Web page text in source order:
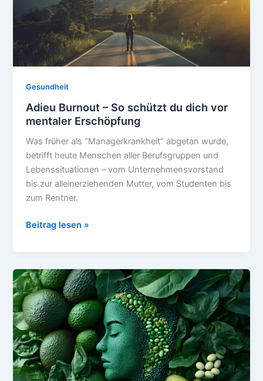
einen
strahlenden
Teint
Gesundheit
Adieu Burnout – So schützt du dich vor
mentaler Erschöpfung
Was früher als “Managerkrankheit” abgetan wurde,
betrifft heute Menschen aller Berufsgruppen und
Lebenssituationen – vom Unternehmensvorstand
bis zur alleinerziehenden Mutter, vom Studenten bis
zum Rentner.
Adieu
So
schützt
du
dich
vor
mentaler
Erschöpfung
Beitrag lesen »